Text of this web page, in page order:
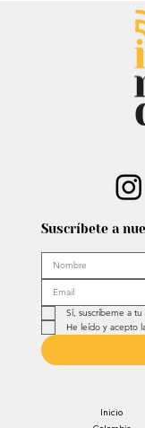
ciencia:
Suscríbete a
Sí, suscríbeme a
He leído y acepto
Inicio